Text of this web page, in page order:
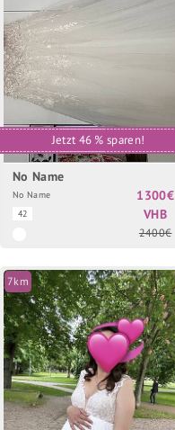
Jetzt 46 % sparen!
No Name
No Name
42
1300€
VHB
2400€
7km